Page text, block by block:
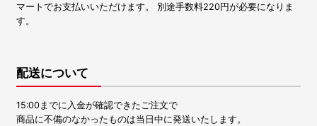
マートでお支払いいただけます。 別途手数料220円が必要になりま
す。
配送について
15:00までに入金が確認できたご注文で
商品に不備のなかったものは当日中に発送いたします。